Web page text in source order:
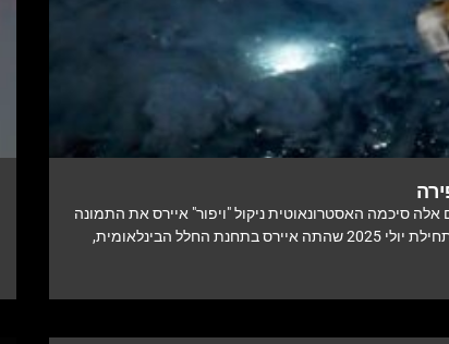
אלה סיכמה האסטרונאוטית ניקול "ויפור" איירס את התמונה
הנדירה שצליחה לתפוס. בתחילת יולי 2025 שהתה איירס בתחנת החלל הבינלאומית,